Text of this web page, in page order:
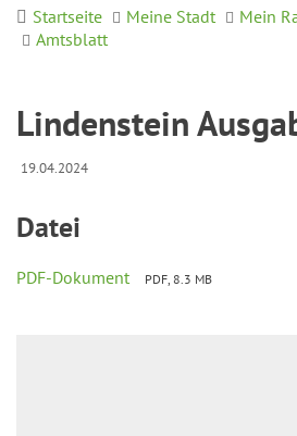
Startseite Meine Stadt
Mein
Amtsblatt
Lindenstein
19.04.2024
Datei
PDF-Dokument PDF, 8.3 MB